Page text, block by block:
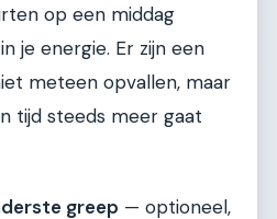
op een middag
je energie. Er zijn een
meteen opvallen, maar
tijd steeds meer gaat
greep — optioneel,